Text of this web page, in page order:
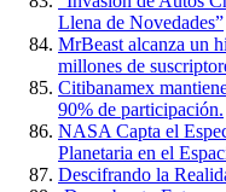
Llena de Novedades”
MrBeast alcanza un
millones de
Citibanamex
90% de participación.
NASA Capta el
Planetaria en el
Descifrando la